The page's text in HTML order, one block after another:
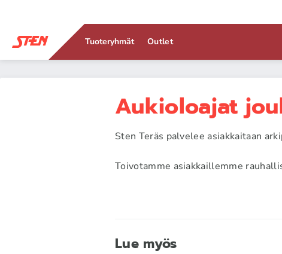
Tuoteryhmät Outlet
Aukioloajat
Sten Teräs palvelee asiakkaitaan
Toivotamme asiakkaillemme
Lue myös